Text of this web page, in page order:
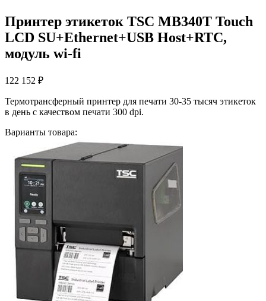
Принтер этикеток TSC MB340T Touch
LCD SU+Ethernet+USB Host+RTC,
модуль wi-fi
122 152 ₽
Термотрансферный принтер для печати 30-35 тысяч этикеток
в день с качеством печати 300 dpi.
Варианты товара: